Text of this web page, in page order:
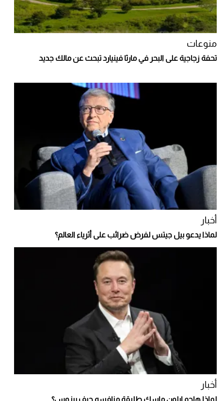
منوعات
تحفة زجاجية على البحر في مارثا فينيارد تبحث عن مالك جديد
أخبار
لماذا يدعو بيل جيتس لفرض ضرائب على أثرياء العالم؟
أخبار